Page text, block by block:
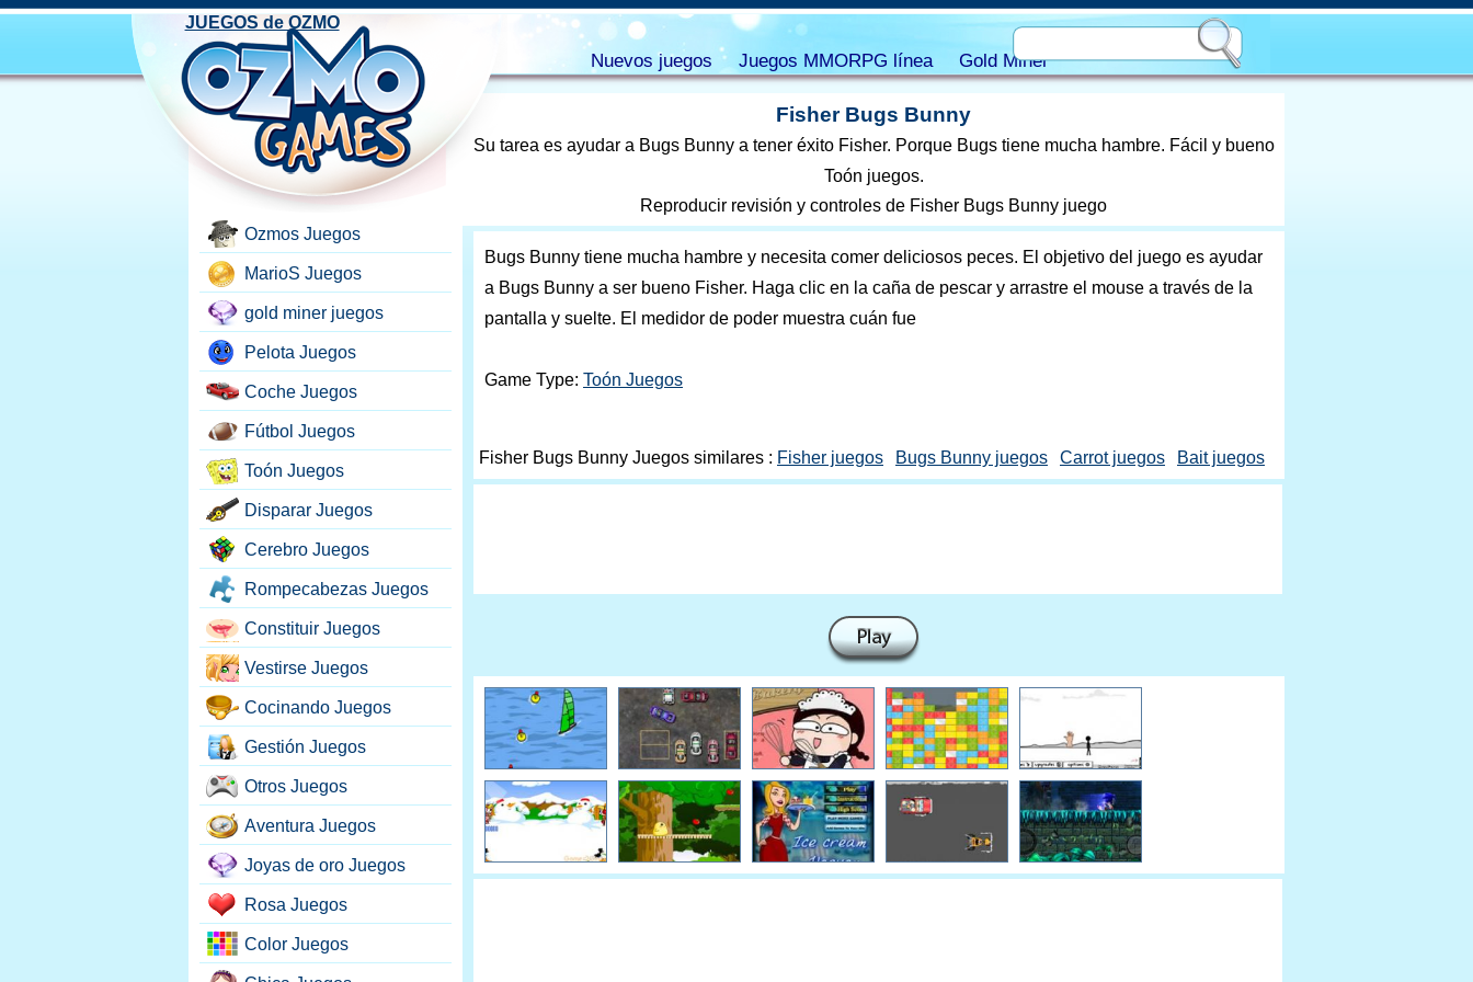
Fisher Bugs Bunny
Su tarea es ayudar a Bugs Bunny a tener éxito Fisher. Porque Bugs tiene mucha hambre. Fácil y bueno
Toón juegos.
Reproducir revisión y controles de Fisher Bugs Bunny juego
Bugs Bunny tiene mucha hambre y necesita comer deliciosos peces. El objetivo del juego es ayudar
a Bugs Bunny a ser bueno Fisher. Haga clic en la caña de pescar y arrastre el mouse a través de la
pantalla y suelte. El medidor de poder muestra cuán fue
Game Type: Toón Juegos
Fisher Bugs Bunny Juegos similares : Fisher juegos Bugs Bunny juegos Carrot juegos Bait juegos
Ozmos Juegos
MarioS Juegos
gold miner juegos
Pelota Juegos
Coche Juegos
Fútbol Juegos
Toón Juegos
Disparar Juegos
Cerebro Juegos
Rompecabezas Juegos
Constituir Juegos
Vestirse Juegos
Cocinando Juegos
Gestión Juegos
Otros Juegos
Aventura Juegos
Joyas de oro Juegos
Rosa Juegos
Color Juegos
JUEGOS de OZMO
Nuevos juegos Juegos MMORPG línea Gold Miner